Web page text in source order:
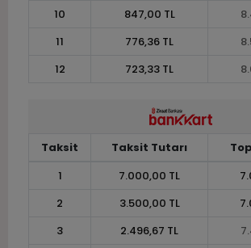
10
847,00 TL
11
776,36 TL
12
723,33 TL
Taksit Taksit Tutarı
1
7.000,00 TL
2
3.500,00 TL
3
2.496,67 TL